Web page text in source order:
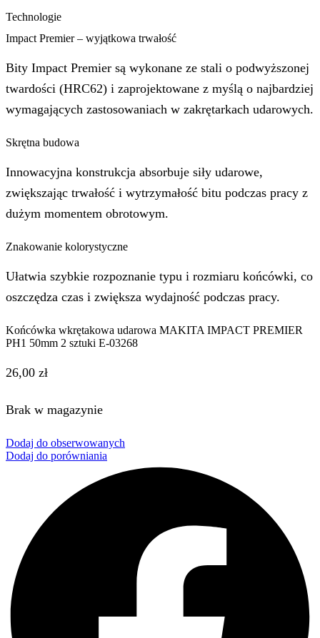
Technologie
Impact Premier – wyjątkowa trwałość
Bity Impact Premier są wykonane ze stali o podwyższonej
twardości (HRC62) i zaprojektowane z myślą o najbardziej
wymagających zastosowaniach w zakrętarkach udarowych.
Skrętna budowa
Innowacyjna konstrukcja absorbuje siły udarowe,
zwiększając trwałość i wytrzymałość bitu podczas pracy z
dużym momentem obrotowym.
Znakowanie kolorystyczne
Ułatwia szybkie rozpoznanie typu i rozmiaru końcówki, co
oszczędza czas i zwiększa wydajność podczas pracy.
Końcówka wkrętakowa udarowa MAKITA IMPACT PREMIER
PH1 50mm 2 sztuki E-03268
26,00 zł
Brak w magazynie
Dodaj do obserwowanych
Dodaj do porówniania